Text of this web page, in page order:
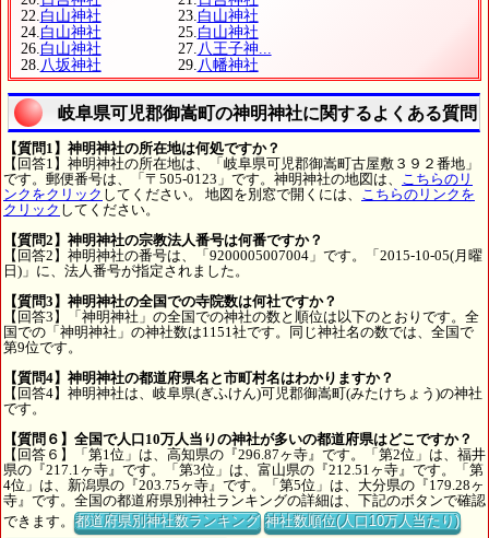
22.白山神社 23.白山神社
24.白山神社 25.白山神社
26.白山神社 27.八王子神...
28.八坂神社 29.八幡神社
岐阜県可児郡御嵩町の神明神社に関するよくある質問
【質問1】神明神社の所在地は何処ですか？
【回答1】神明神社の所在地は、「岐阜県可児郡御嵩町古屋敷３９２番地」
です。郵便番号は、「〒505-0123」です。神明神社の地図は、 こちらのリ
ンクをクリック してください。 地図を別窓で開くには、 こちらのリンクを
クリック してください。
【質問2】神明神社の宗教法人番号は何番ですか？
【回答2】神明神社の番号は、「9200005007004」です。「2015-10-05(月曜
日)」に、法人番号が指定されました。
【質問3】神明神社の全国での寺院数は何社ですか？
【回答3】「神明神社」の全国での神社の数と順位は以下のとおりです。全
国での「神明神社」の神社数は1151社です。同じ神社名の数では、全国で
第9位です。
【質問4】神明神社の都道府県名と市町村名はわかりますか？
【回答4】神明神社は、岐阜県(ぎふけん)可児郡御嵩町(みたけちょう)の神社
です。
【質問６】全国で人口10万人当りの神社が多いの都道府県はどこですか？
【回答６】「第1位」は、高知県の『296.87ヶ寺』です。「第2位」は、福井
県の『217.1ヶ寺』です。「第3位」は、富山県の『212.51ヶ寺』です。「第
4位」は、新潟県の『203.75ヶ寺』です。「第5位」は、大分県の『179.28ヶ
寺』です。全国の都道府県別神社ランキングの詳細は、下記のボタンで確認
できます。都道府県別神社数ランキング 神社数順位(人口10万人当たり)